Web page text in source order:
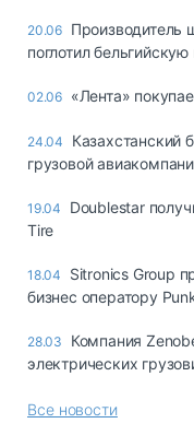
20.06 Производитель
поглотил
02.06 «Лента»
24.04
Казахстанский
грузовой
19.04
Doublestar
Tire
18.04
Sitronics Group
бизнес оператору
28.03
Компания
электрических
Все новости